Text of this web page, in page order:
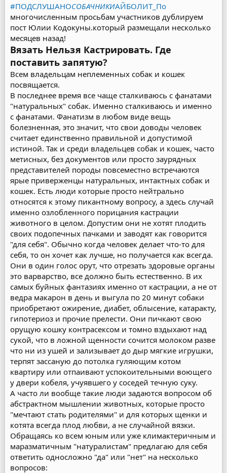
#ПОДСЛУШАНОСОБАЧНИКИАЙБОЛИТ_По
многочисленным просьбам участников дублируем
пост Юлии Кодокуны.который размещали несколько
месяцев назад!
Вязать Нельзя Кастрировать. Где
поставить запятую?
Всем владельцам неплеменных собак и кошек
посвящается.
В последнее время все чаще сталкиваюсь с фанатами
"натуральных" собак. Именно сталкиваюсь и именно
с фанатами. Фанатизм в любом виде вещь
болезненная, это значит, что свои доводы человек
считает единственно правильной и допустимой
истиной. Так и среди владельцев собак и кошек, часто
метисных, без документов или просто заурядных
представителей породы повсеместно встречаются
ярые приверженцы натуральных, интактных собак и
кошек. Есть люди которые просто нейтрально
относятся к этому пикантному вопросу, а здесь случай
именно озлобленного порицания кастрации
животного в целом. Допустим они не хотят плодить
своих подопечных пачками и заводят как говорится
"для себя". Обычно когда человек делает что-то для
себя, то он хочет как лучше, но получается как всегда.
Они в один голос орут, что отрезать здоровые органы
это варварство, все должно быть естественно. В их
самых буйных фантазиях именно от кастрации, а не от
ведра макарон в день и выгула по 20 минут собаки
приобретают ожирение, диабет, облысение, катаракту,
гипотериоз и прочие прелести. Они пичкают свою
орущую кошку контрасексом и томно вздыхают над
сукой, что в ложной щенности сочится молоком разве
что ни из ушей и зализывает до дыр мягкие игрушки,
терпят зассаную до потолка гуляющим котом
квартиру или отпаивают успокоительными воющего
у двери кобеля, учуявшего у соседей течную суку.
А часто ли вообще такие люди задаются вопросом об
абстрактном мышлении животных, которые просто
"мечтают стать родителями" и для которых щенки и
котята всегда плод любви, а не случайной вязки.
Обращаясь ко всем юным или уже климактеричным и
маразматичным "натуралистам" предлагаю для себя
ответить односложно "да" или "нет" на несколько
вопросов: